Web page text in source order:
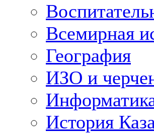
Всемирная
География
ИЗО и
История